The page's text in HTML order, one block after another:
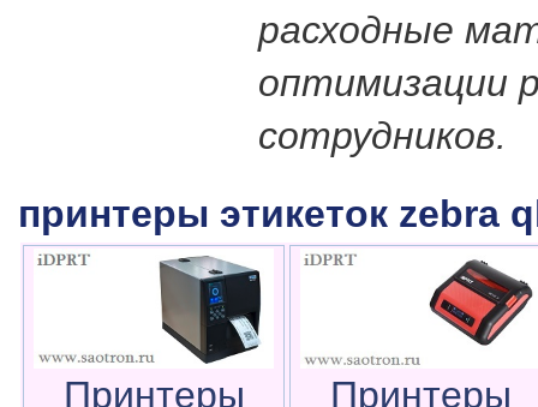
расходные
оптимизации
сотрудников.
принтеры этикеток zebra
Принтеры
Принтеры